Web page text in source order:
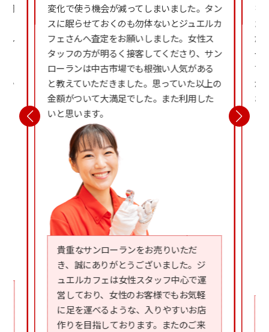
調
し
か
変化で使う機会が減ってしまいました。タン
スに眠らせておくのも勿体ないとジュエルカ
フェさんへ査定をお願いしました。女性ス
タッフの方が明るく接客してくださり、サン
ローランは中古市場でも根強い人気がある
と教えていただきました。思っていた以上の
金額がついて大満足でした。また利用した
いと思います。
貴重なサンローランをお売りいただ
き、誠にありがとうございました。ジ
ュエルカフェは女性スタッフ中心で運
営しており、女性のお客様でもお気軽
に足を運べるような、入りやすいお店
作りを目指しております。またのご来
を
た
だ
一
て
が
お